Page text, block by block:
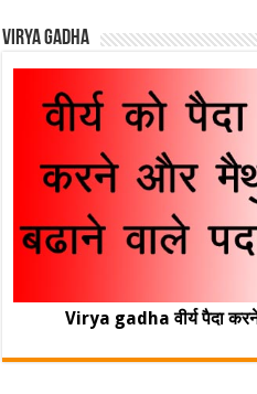
Virya Gadha
Virya gadha वीर्य पैदा करने